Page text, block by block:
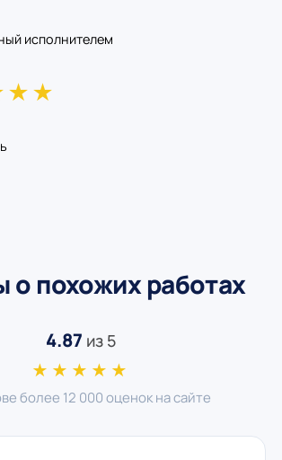
исполнителем
★★
о похожих работах
4.87 из 5
★★★★★
более 12 000 оценок на сайте